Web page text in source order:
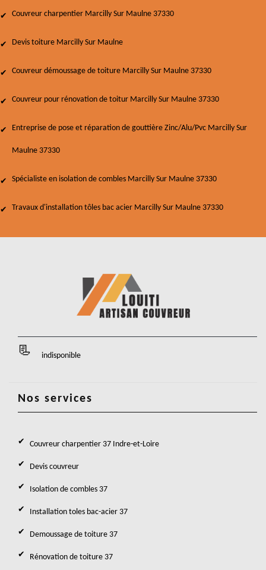
Couvreur charpentier Marcilly Sur Maulne 37330
Devis toiture Marcilly Sur Maulne
Couvreur démoussage de toiture Marcilly Sur Maulne 37330
Couvreur pour rénovation de toitur Marcilly Sur Maulne 37330
Entreprise de pose et réparation de gouttière Zinc/Alu/Pvc Marcilly Sur
Maulne 37330
Spécialiste en isolation de combles Marcilly Sur Maulne 37330
Travaux d'installation tôles bac acier Marcilly Sur Maulne 37330
indisponible
Nos services
Couvreur charpentier 37 Indre-et-Loire
Devis couvreur
Isolation de combles 37
Installation toles bac-acier 37
Demoussage de toiture 37
Rénovation de toiture 37